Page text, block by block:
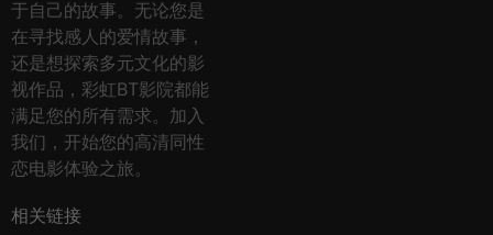
于自己的故事。无论您是
在寻找感人的爱情故事，
还是想探索多元文化的影
视作品，彩虹BT影院都能
满足您的所有需求。加入
我们，开始您的高清同性
恋电影体验之旅。
相关链接